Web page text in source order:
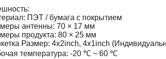
ПЭТ / бумага с покрытием
антенны: 70 × 17 мм
продукта: 80 × 25 мм
Размер: 4x2inch, 4x1inch
температура: -20 ℃ ~ 60 ℃